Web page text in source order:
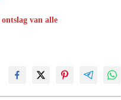
van alle